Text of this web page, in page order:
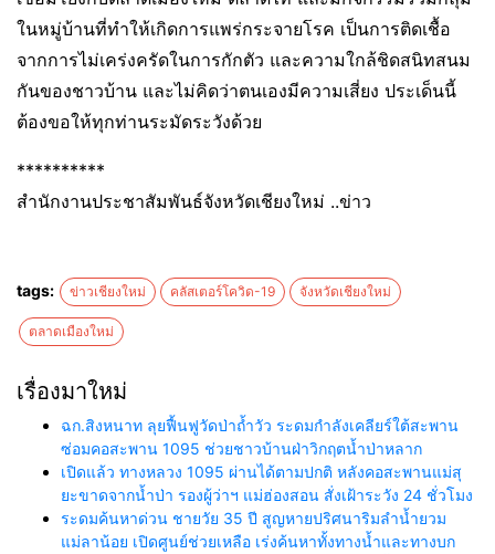
ในหมู่บ้านที่ทำให้เกิดการแพร่กระจายโรค เป็นการติดเชื้อ
จากการไม่เคร่งครัดในการกักตัว และความใกล้ชิดสนิทสนม
กันของชาวบ้าน และไม่คิดว่าตนเองมีความเสี่ยง ประเด็นนี้
ต้องขอให้ทุกท่านระมัดระวังด้วย
**********
สำนักงานประชาสัมพันธ์จังหวัดเชียงใหม่ ..ข่าว
tags: ข่าวเชียงใหม่ คลัสเตอร์โควิด-19 จังหวัดเชียงใหม่
ตลาดเมืองใหม่
เรื่องมาใหม่
ฉก.สิงหนาท ลุยฟื้นฟูวัดป่าถ้ำวัว ระดมกำลังเคลียร์ใต้สะพาน
ซ่อมคอสะพาน 1095 ช่วยชาวบ้านฝ่าวิกฤตน้ำป่าหลาก
เปิดแล้ว ทางหลวง 1095 ผ่านได้ตามปกติ หลังคอสะพานแม่สุ
ยะขาดจากน้ำป่า รองผู้ว่าฯ แม่ฮ่องสอน สั่งเฝ้าระวัง 24 ชั่วโมง
ระดมค้นหาด่วน ชายวัย 35 ปี สูญหายปริศนาริมลำน้ำยวม
แม่ลาน้อย เปิดศูนย์ช่วยเหลือ เร่งค้นหาทั้งทางน้ำและทางบก